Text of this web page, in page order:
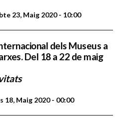
23, Maig 2020 - 10:00
dels Museus a
Del 18 a 22 de maig
18, Maig 2020 - 00:00